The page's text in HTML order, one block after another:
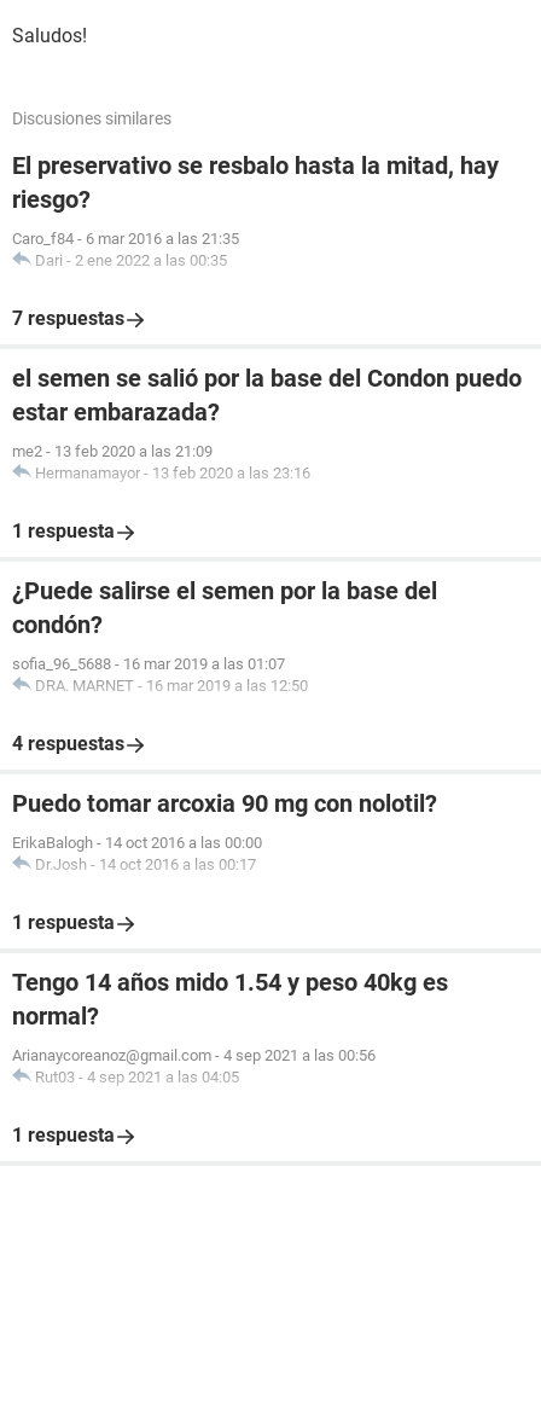
Saludos!
Discusiones similares
El preservativo se resbalo hasta la mitad, hay
riesgo?
Caro_f84 - 6 mar 2016 a las 21:35
Dari - 2 ene 2022 a las 00:35
7 respuestas
el semen se salió por la base del Condon puedo
estar embarazada?
me2 - 13 feb 2020 a las 21:09
Hermanamayor - 13 feb 2020 a las 23:16
1 respuesta
¿Puede salirse el semen por la base del
condón?
sofia_96_5688 - 16 mar 2019 a las 01:07
DRA. MARNET - 16 mar 2019 a las 12:50
4 respuestas
Puedo tomar arcoxia 90 mg con nolotil?
ErikaBalogh - 14 oct 2016 a las 00:00
Dr.Josh - 14 oct 2016 a las 00:17
1 respuesta
Tengo 14 años mido 1.54 y peso 40kg es
normal?
Arianaycoreanoz@gmail.com - 4 sep 2021 a las 00:56
Rut03 - 4 sep 2021 a las 04:05
1 respuesta